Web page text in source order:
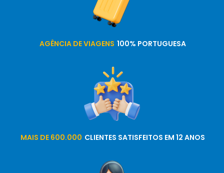
AGÊNCIA DE VIAGENS 100% PORTUGUESA
MAIS DE 600.000 CLIENTES SATISFEITOS EM 12 ANOS